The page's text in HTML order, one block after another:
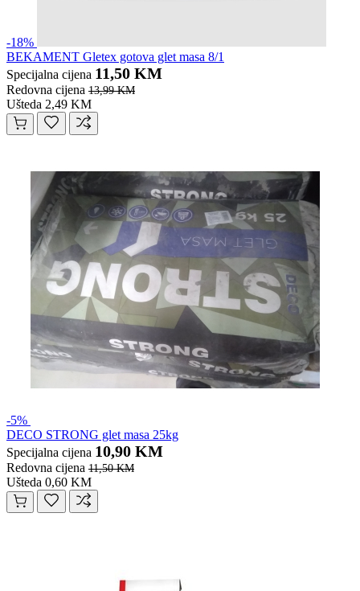
-18%
BEKAMENT Gletex gotova glet masa 8/1
Specijalna cijena 11,50 KM
Redovna cijena 13,99 KM
Ušteda 2,49 KM
-5%
DECO STRONG glet masa 25kg
Specijalna cijena 10,90 KM
Redovna cijena 11,50 KM
Ušteda 0,60 KM